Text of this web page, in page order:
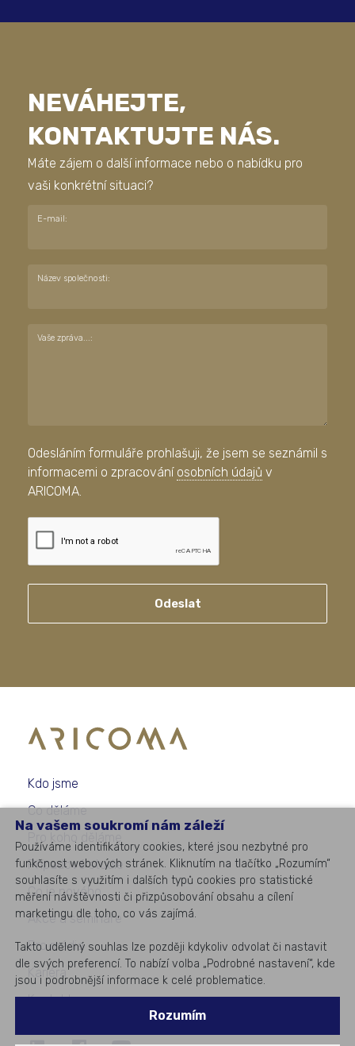
NEVÁHEJTE,
KONTAKTUJTE NÁS.
Máte zájem o další informace nebo o nabídku pro
vaši konkrétní situaci?
E-mail:
Název společnosti:
Vaše zpráva...:
Odesláním formuláře prohlašuji, že jsem se seznámil s
informacemi o zpracování osobních údajů v
ARICOMA.
Odeslat
Na vašem soukromí nám záleží
Používáme identifikátory cookies, které jsou nezbytné pro
funkčnost webových stránek. Kliknutím na tlačítko „Rozumím“
souhlasíte s využitím i dalších typů cookies pro statistické
měření návštěvnosti či přizpůsobování obsahu a cílení
marketingu dle toho, co vás zajímá.
Takto udělený souhlas lze později kdykoliv odvolat či nastavit
dle svých preferencí. To nabízí volba „Podrobné nastavení“, kde
jsou i podrobnější informace k celé problematice.
Rozumím
Kdo jsme
Co děláme
Případové studie
Co je nového
Akce a semináře
Pro média
Kariéra
Kontakty